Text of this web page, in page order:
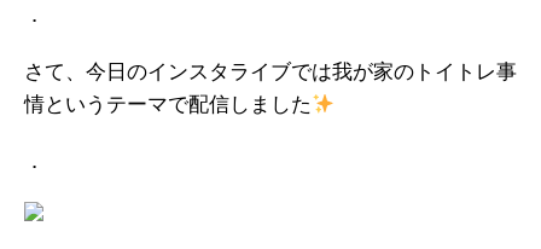
．
さて、今日のインスタライブでは我が家のトイトレ事
情というテーマで配信しました
．